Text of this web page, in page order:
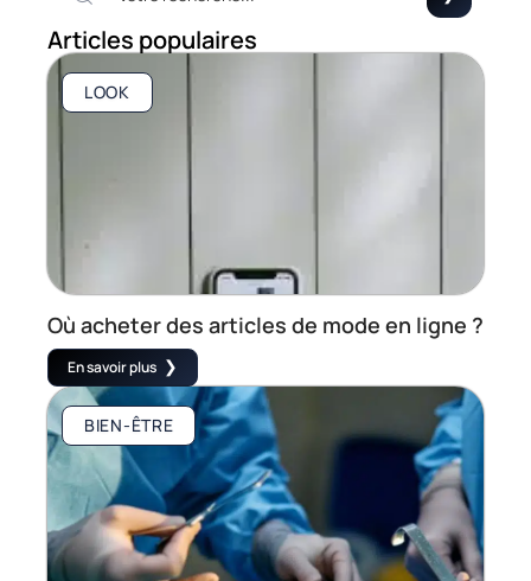
Articles populaires
LOOK
Où acheter des articles de mode en ligne ?
En savoir plus
BIEN-ÊTRE